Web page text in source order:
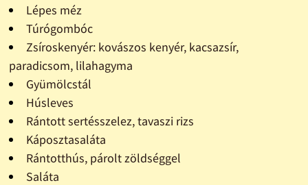
Lépes méz
Túrógombóc
Zsíroskenyér: kovászos kenyér, kacsazsír,
paradicsom, lilahagyma
Gyümölcstál
Húsleves
Rántott sertésszelez, tavaszi rizs
Káposztasaláta
Rántotthús, párolt zöldséggel
Saláta